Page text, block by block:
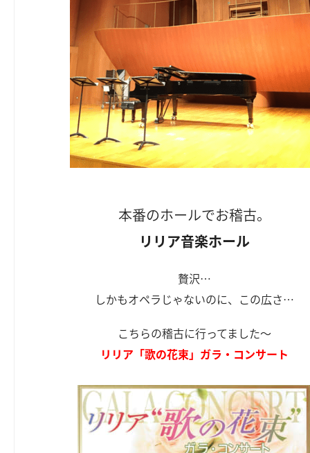
本番のホールでお稽古。
リリア音楽ホール
贅沢…
しかもオペラじゃないのに、この広さ…
こちらの稽古に行ってました～
リリア「歌の花束」ガラ・コンサート